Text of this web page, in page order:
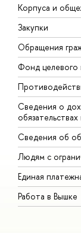
Корпуса и
Закупки
Обращения
Фонд целевого
Сведения о
Сведения об
Людям с
Единая
Работа в Вышке